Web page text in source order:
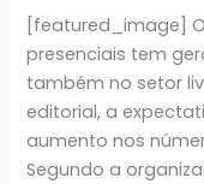
[featured_image]
presenciais tem
também no setor
editorial, a
aumento nos
Segundo a